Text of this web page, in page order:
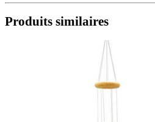
Produits similaires